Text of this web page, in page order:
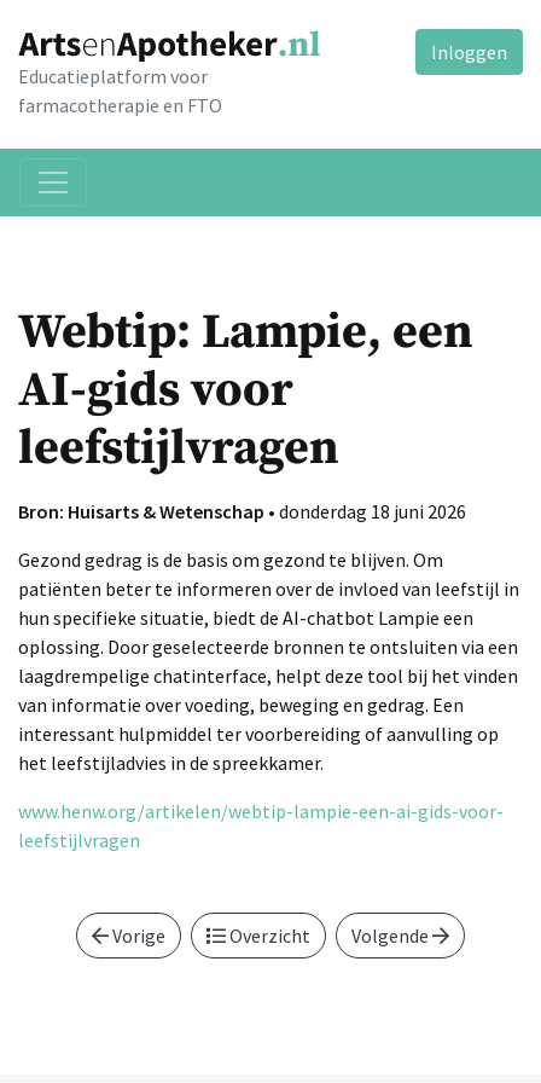
Educatieplatform voor
farmacotherapie en FTO
Inloggen
Webtip: Lampie, een
AI-gids voor
leefstijlvragen
Bron: Huisarts & Wetenschap • donderdag 18 juni 2026
Gezond gedrag is de basis om gezond te blijven. Om
patiënten beter te informeren over de invloed van leefstijl in
hun specifieke situatie, biedt de AI-chatbot Lampie een
oplossing. Door geselecteerde bronnen te ontsluiten via een
laagdrempelige chatinterface, helpt deze tool bij het vinden
van informatie over voeding, beweging en gedrag. Een
interessant hulpmiddel ter voorbereiding of aanvulling op
het leefstijladvies in de spreekkamer.
www.henw.org/artikelen/webtip-lampie-een-ai-gids-voor-
leefstijlvragen
Vorige Overzicht Volgende